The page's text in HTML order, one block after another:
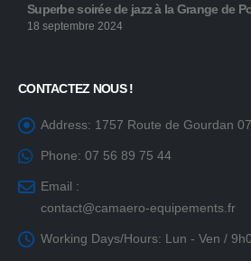
Superbe soirée de jazz à la Grange de
18 septembre 2024
CONTACTEZ NOUS !
Address: 1757 Route de Gourdan
Phone: 07 56 89 75 44
Email :
contact@camaero-equipements.fr
Working Days/Hours: Lun - Ven /